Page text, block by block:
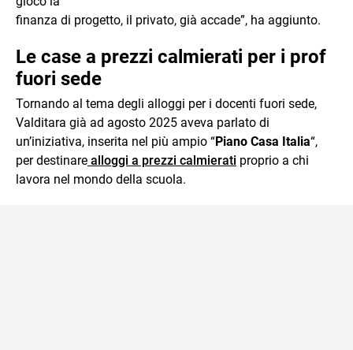
finanza di progetto, il privato, già accade”, ha aggiunto.
Le case a prezzi calmierati per i prof
fuori sede
Tornando al tema degli alloggi per i docenti fuori sede,
Valditara già ad agosto 2025 aveva parlato di
un’iniziativa, inserita nel più ampio “Piano Casa Italia“,
per destinare alloggi a prezzi calmierati proprio a chi
lavora nel mondo della scuola.